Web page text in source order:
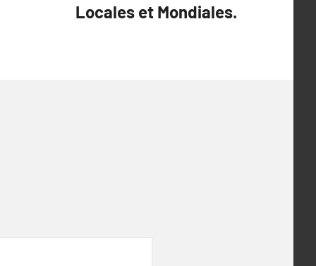
Locales et Mondiales.